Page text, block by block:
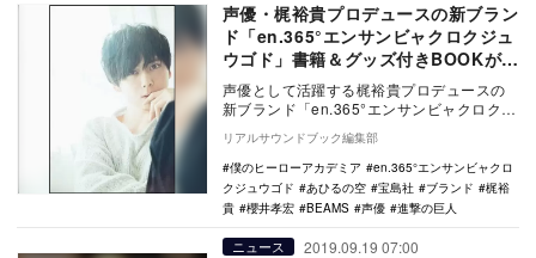
声優・梶裕貴プロデュースの新ブラン
ド「en.365°エンサンビャクロクジュ
ウゴド」書籍＆グッズ付きBOOKが2
冊同時刊行
声優として活躍する梶裕貴プロデュースの
新ブランド「en.365°エンサンビャクロクジ
ュウゴド」の書籍＆グッズ付きBOOKが、
20…
リアルサウンドブック編集部
僕のヒーローアカデミア
en.365°エンサンビャクロ
クジュウゴド
あひるの空 宝島社 ブランド
梶裕
貴
櫻井孝宏 BEAMS 声優 進撃の巨人
ニュース 2019.09.19 07:00